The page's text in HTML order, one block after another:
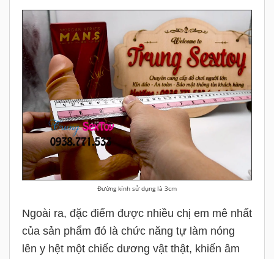
Đường kính sử dụng là 3cm
Ngoài ra, đặc điểm được nhiều chị em mê nhất
của sản phẩm đó là chức năng tự làm nóng
lên y hệt một chiếc dương vật thật, khiến âm